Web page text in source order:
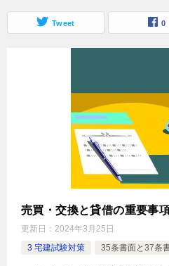
Tweet 0
売買・交換と貸借の重要事
更新日： 2024年3月25日
3 宅建試験対策
35条書面と37条